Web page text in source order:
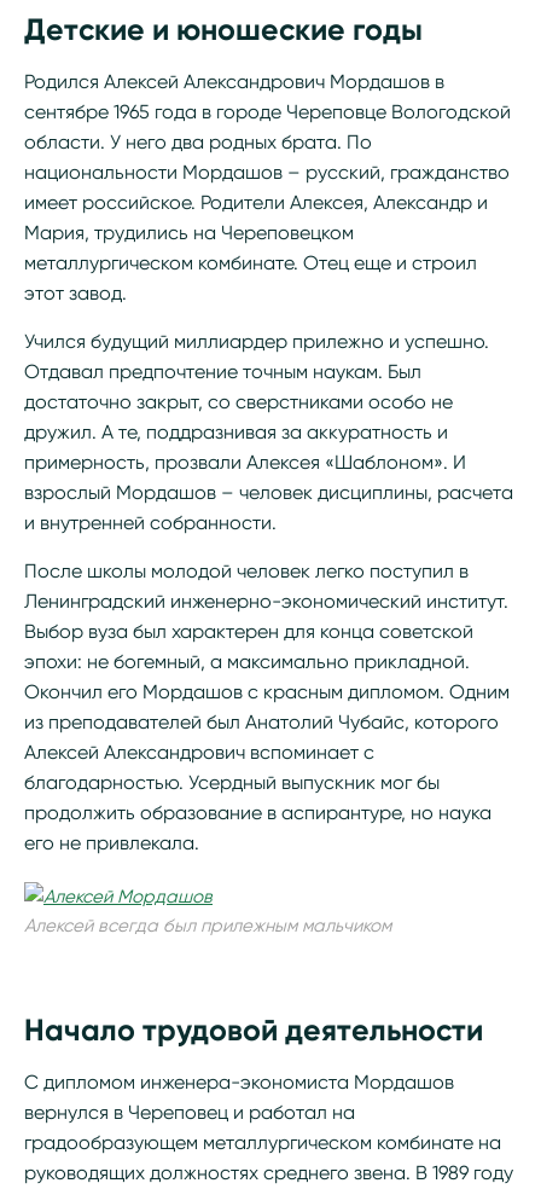
Детские и юношеские годы
Родился Алексей Александрович Мордашов в
сентябре 1965 года в городе Череповце Вологодской
области. У него два родных брата. По
национальности Мордашов – русский, гражданство
имеет российское. Родители Алексея, Александр и
Мария, трудились на Череповецком
металлургическом комбинате. Отец еще и строил
этот завод.
Учился будущий миллиардер прилежно и успешно.
Отдавал предпочтение точным наукам. Был
достаточно закрыт, со сверстниками особо не
дружил. А те, поддразнивая за аккуратность и
примерность, прозвали Алексея «Шаблоном». И
взрослый Мордашов – человек дисциплины, расчета
и внутренней собранности.
После школы молодой человек легко поступил в
Ленинградский инженерно-экономический институт.
Выбор вуза был характерен для конца советской
эпохи: не богемный, а максимально прикладной.
Окончил его Мордашов с красным дипломом. Одним
из преподавателей был Анатолий Чубайс, которого
Алексей Александрович вспоминает с
благодарностью. Усердный выпускник мог бы
продолжить образование в аспирантуре, но наука
его не привлекала.
Алексей всегда был прилежным мальчиком
Начало трудовой деятельности
С дипломом инженера-экономиста Мордашов
вернулся в Череповец и работал на
градообразующем металлургическом комбинате на
руководящих должностях среднего звена. В 1989 году